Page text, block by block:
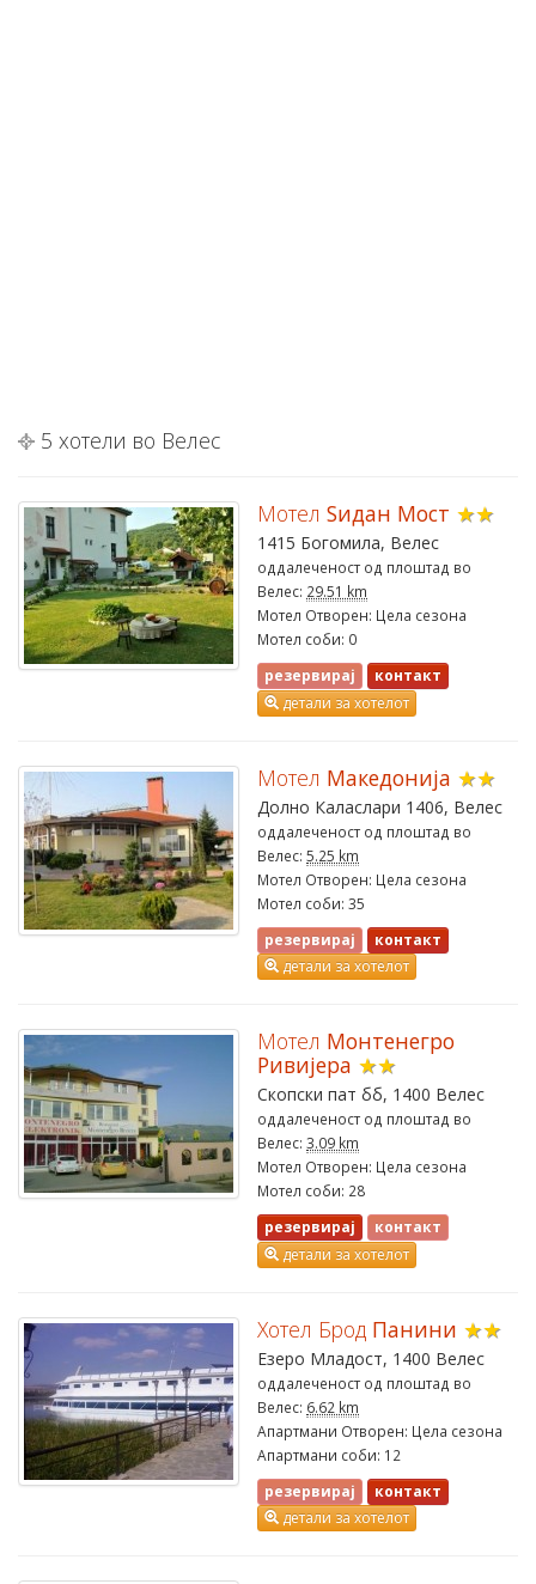
5 хотели во Велес
Мотел Ѕидан Мост ★★
1415 Богомила, Велес
оддалеченост од плоштад во
Велес: 29.51 km
Мотел Отворен: Цела сезона
Мотел соби: 0
резервирај
контакт
детали за хотелот
Мотел Македонија ★★
Долно Каласлари 1406, Велес
оддалеченост од плоштад во
Велес: 5.25 km
Мотел Отворен: Цела сезона
Мотел соби: 35
резервирај
контакт
детали за хотелот
Мотел Монтенегро
Ривијера ★★
Скопски пат бб, 1400 Велес
оддалеченост од плоштад во
Велес: 3.09 km
Мотел Отворен: Цела сезона
Мотел соби: 28
резервирај
контакт
детали за хотелот
Хотел Брод Панини ★★
Езеро Младост, 1400 Велес
оддалеченост од плоштад во
Велес: 6.62 km
Апартмани Отворен: Цела сезона
Апартмани соби: 12
резервирај
контакт
детали за хотелот